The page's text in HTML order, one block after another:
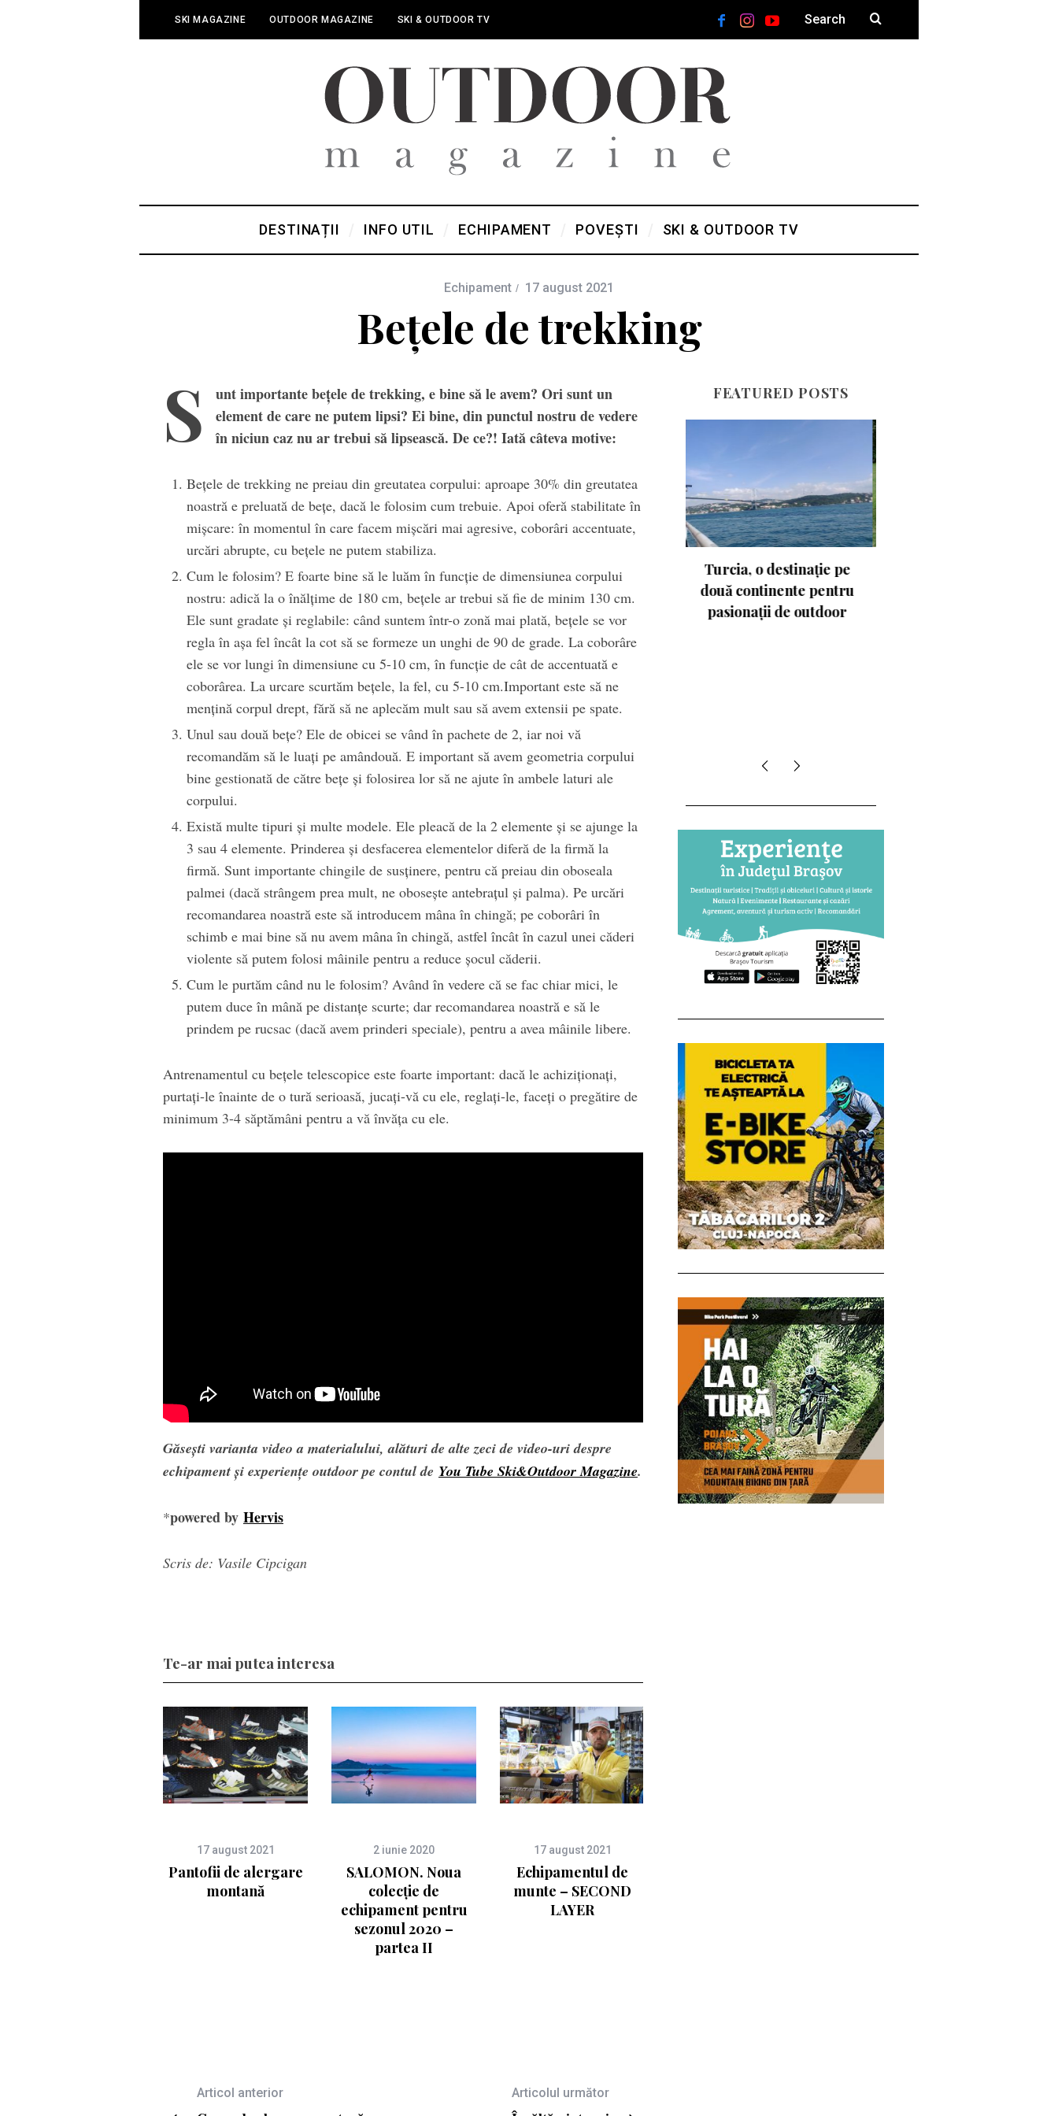
SKI MAGAZINE OUTDOOR MAGAZINE SKI & OUTDOOR TV
DESTINAȚII INFO UTIL ECHIPAMENT POVEȘTI SKI & OUTDOOR TV
Echipament 17 august 2021
Bețele de trekking
S
unt importante beţele de trekking, e bine să le avem? Ori sunt un
element de care ne putem lipsi? Ei bine, din punctul nostru de vedere
în niciun caz nu ar trebui să lipsească. De ce?! Iată câteva motive:
Beţele de trekking ne preiau din greutatea corpului: aproape 30% din greutatea
noastră e preluată de beţe, dacă le folosim cum trebuie. Apoi oferă stabilitate în
mişcare: în momentul în care facem mişcări mai agresive, coborâri accentuate,
urcări abrupte, cu beţele ne putem stabiliza.
Cum le folosim? E foarte bine să le luăm în funcţie de dimensiunea corpului
nostru: adică la o înălţime de 180 cm, beţele ar trebui să fie de minim 130 cm.
Ele sunt gradate şi reglabile: când suntem într-o zonă mai plată, beţele se vor
regla în aşa fel încât la cot să se formeze un unghi de 90 de grade. La coborâre
ele se vor lungi în dimensiune cu 5-10 cm, în funcţie de cât de accentuată e
coborârea. La urcare scurtăm beţele, la fel, cu 5-10 cm.Important este să ne
menţină corpul drept, fără să ne aplecăm mult sau să avem extensii pe spate.
Unul sau două beţe? Ele de obicei se vând în pachete de 2, iar noi vă
recomandăm să le luaţi pe amândouă. E important să avem geometria corpului
bine gestionată de către beţe şi folosirea lor să ne ajute în ambele laturi ale
corpului.
Există multe tipuri şi multe modele. Ele pleacă de la 2 elemente şi se ajunge la
3 sau 4 elemente. Prinderea şi desfacerea elementelor diferă de la firmă la
firmă. Sunt importante chingile de susţinere, pentru că preiau din oboseala
palmei (dacă strângem prea mult, ne oboseşte antebraţul şi palma). Pe urcări
recomandarea noastră este să introducem mâna în chingă; pe coborâri în
schimb e mai bine să nu avem mâna în chingă, astfel încât în cazul unei căderi
violente să putem folosi mâinile pentru a reduce şocul căderii.
Cum le purtăm când nu le folosim? Având în vedere că se fac chiar mici, le
putem duce în mână pe distanţe scurte; dar recomandarea noastră e să le
prindem pe rucsac (dacă avem prinderi speciale), pentru a avea mâinile libere.
Antrenamentul cu beţele telescopice este foarte important: dacă le achiziţionaţi,
purtaţi-le înainte de o tură serioasă, jucaţi-vă cu ele, reglaţi-le, faceţi o pregătire de
minimum 3-4 săptămâni pentru a vă învăţa cu ele.
Găsești varianta video a materialului, alături de alte zeci de video-uri despre
echipament și experiențe outdoor pe contul de You Tube Ski&Outdoor Magazine.
*powered by Hervis
Scris de: Vasile Cipcigan
Te-ar mai putea interesa
17 august 2021
Pantofii de alergare
montană
2 iunie 2020
SALOMON. Noua
colecție de
echipament pentru
sezonul 2020 –
partea II
17 august 2021
Echipamentul de
munte – SECOND
LAYER
Articol anterior Articolul următor
FEATURED POSTS
Olanda la firul lalelei
Turcia, o destinație pe
două continente pentru
pasionații de outdoor
Experimentează
turismul activ în
Ungaria. Budapesta va fi